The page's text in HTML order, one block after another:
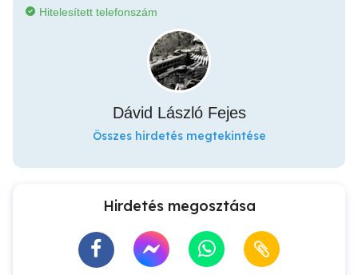
Hitelesített telefonszám
Dávid László Fejes
Összes hirdetés megtekintése
Hirdetés megosztása